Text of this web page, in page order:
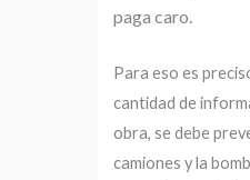
paga caro.
Para eso es
cantidad de
obra, se debe
camiones y la